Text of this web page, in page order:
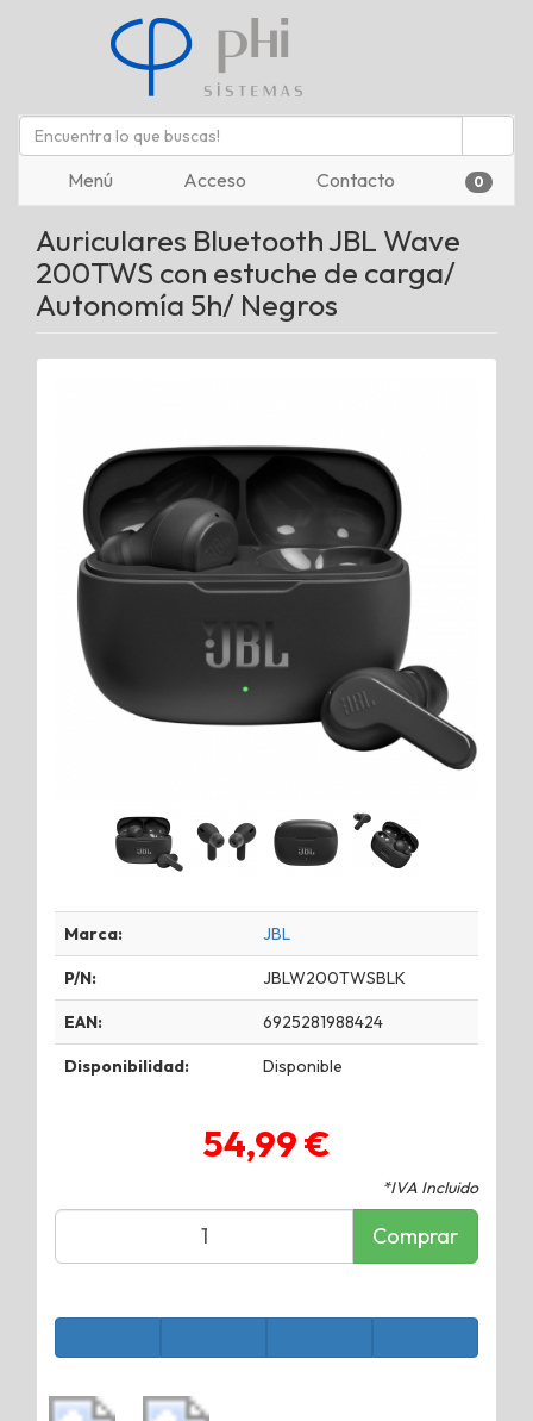
Menú Acceso Contacto 0
Auriculares Bluetooth JBL Wave
200TWS con estuche de carga/
Autonomía 5h/ Negros
Marca: JBL
P/N: JBLW200TWSBLK
EAN: 6925281988424
Disponibilidad: Disponible
54,99 €
*IVA Incluido
Comprar